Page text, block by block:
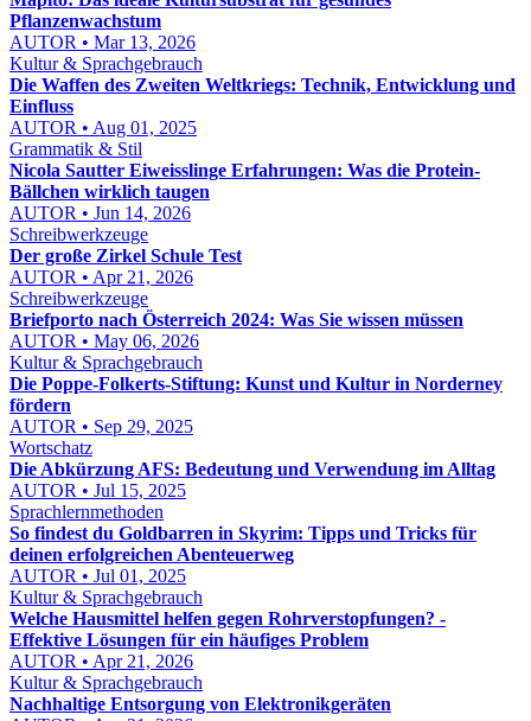
Pflanzenwachstum
AUTOR • Mar 13, 2026
Kultur & Sprachgebrauch
Die Waffen des Zweiten Weltkriegs: Technik, Entwicklung und
Einfluss
AUTOR • Aug 01, 2025
Grammatik & Stil
Nicola Sautter Eiweisslinge Erfahrungen: Was die Protein-
Bällchen wirklich taugen
AUTOR • Jun 14, 2026
Schreibwerkzeuge
Der große Zirkel Schule Test
AUTOR • Apr 21, 2026
Schreibwerkzeuge
Briefporto nach Österreich 2024: Was Sie wissen müssen
AUTOR • May 06, 2026
Kultur & Sprachgebrauch
Die Poppe-Folkerts-Stiftung: Kunst und Kultur in Norderney
fördern
AUTOR • Sep 29, 2025
Wortschatz
Die Abkürzung AFS: Bedeutung und Verwendung im Alltag
AUTOR • Jul 15, 2025
Sprachlernmethoden
So findest du Goldbarren in Skyrim: Tipps und Tricks für
deinen erfolgreichen Abenteuerweg
AUTOR • Jul 01, 2025
Kultur & Sprachgebrauch
Welche Hausmittel helfen gegen Rohrverstopfungen? -
Effektive Lösungen für ein häufiges Problem
AUTOR • Apr 21, 2026
Kultur & Sprachgebrauch
Nachhaltige Entsorgung von Elektronikgeräten